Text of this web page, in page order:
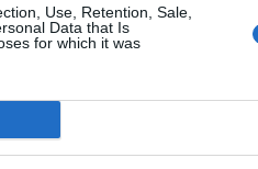
Use, Retention, Sale,
Data that Is
for which it was